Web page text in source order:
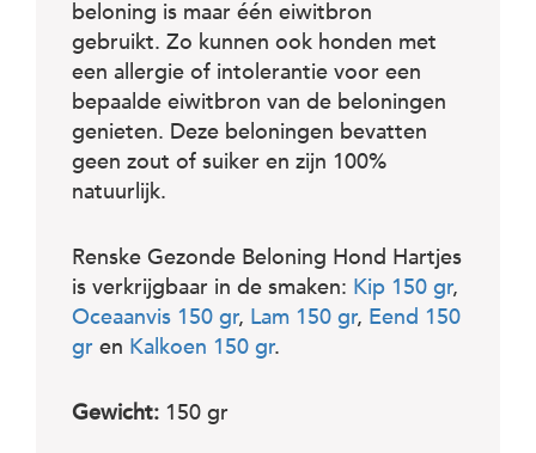
beloning is maar één eiwitbron
gebruikt. Zo kunnen ook honden met
een allergie of intolerantie voor een
bepaalde eiwitbron van de beloningen
genieten. Deze beloningen bevatten
geen zout of suiker en zijn 100%
natuurlijk.
Renske Gezonde Beloning Hond Hartjes
is verkrijgbaar in de smaken: Kip 150 gr,
Oceaanvis 150 gr, Lam 150 gr, Eend 150
gr en Kalkoen 150 gr.
Gewicht: 150 gr